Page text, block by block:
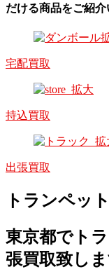
だける商品をご紹介
宅配買取
持込買取
出張買取
トランペット
東京都でト
張買取致しま